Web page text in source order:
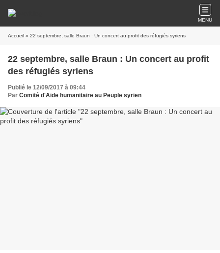
MENU
Accueil » 22 septembre, salle Braun : Un concert au profit des réfugiés syriens
22 septembre, salle Braun : Un concert au profit
des réfugiés syriens
Publié le 12/09/2017 à 09:44
Par Comité d'Aide humanitaire au Peuple syrien